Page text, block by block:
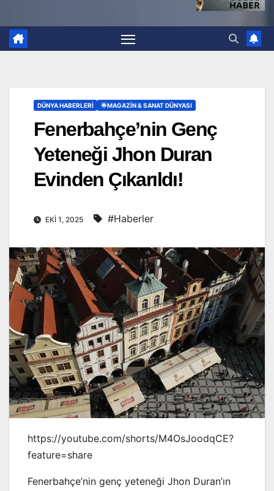
DÜNYA HABERLERI 🌟MAGAZIN & SANAT DÜNYASI
Fenerbahçe’nin Genç
Yeteneği Jhon Duran
Evinden Çıkarıldı!
EKI 1, 2025 #Haberler
https://youtube.com/shorts/M4OsJoodqCE?
feature=share
Fenerbahçe’nin genç yeteneği Jhon Duran’ın